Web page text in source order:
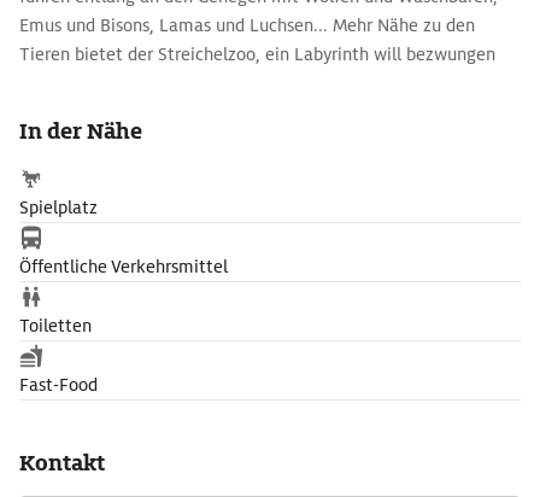
Emus und Bisons, Lamas und Luchsen... Mehr Nähe zu den
Tieren bietet der Streichelzoo, ein Labyrinth will bezwungen
der Liegewiese ist das Picknicken erlaubt.
In der Nähe
Spielplatz
Öffentliche Verkehrsmittel
Toiletten
Fast-Food
Kontakt